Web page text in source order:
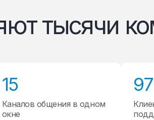
тысячи
15
Каналов общения в одном
окне